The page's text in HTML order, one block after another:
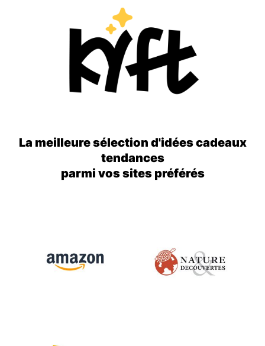
La meilleure sélection d'idées cadeaux
tendances
parmi vos sites préférés